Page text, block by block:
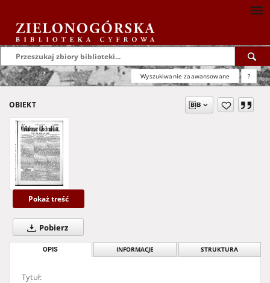
Wyszukiwanie zaawansowane ?
OBIEKT
Pokaż treść
Pobierz
OPIS INFORMACJE STRUKTURA
Tytuł: